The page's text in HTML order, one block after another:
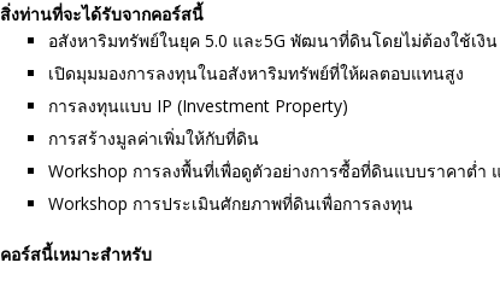
สิ่งท่านที่จะได้รับจากคอร์สนี้
อสังหาริมทรัพย์ในยุค 5.0 และ5G พัฒนาที่ดินโดยไม่ต้องใช้เงิ
เปิดมุมมองการลงทุนในอสังหาริมทรัพย์ที่ให้ผลตอบแทนสูง
การลงทุนแบบ IP (Investment Property)
การสร้างมูลค่าเพิ่มให้กับที่ดิน
Workshop การลงพื้นที่เพื่อดูตัวอย่างการซื้อที่ดินแบบราคาต่ำ
Workshop การประเมินศักยภาพที่ดินเพื่อการลงทุน
คอร์สนี้เหมาะสำหรับ